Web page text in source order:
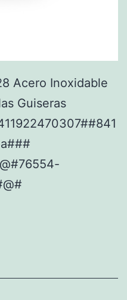
Acero Inoxidable
Guiseras